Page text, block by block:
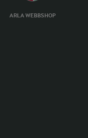
ARLA WEBBSHOP